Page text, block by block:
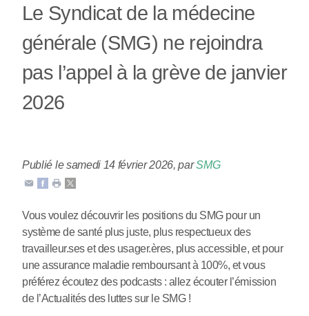
Le Syndicat de la médecine
générale (SMG) ne rejoindra
pas l’appel à la grève de janvier
2026
Publié le samedi 14 février 2026,parSMG
Vous voulez découvrir les positions du SMG pour un
système de santé plus juste, plus respectueux des
travailleur.ses et des usager.ères, plus accessible, et pour
une assurance maladie remboursant à 100%, et vous
préférez écoutez des podcasts : allez écouter l’émission
de l’Actualités des luttes sur le SMG !